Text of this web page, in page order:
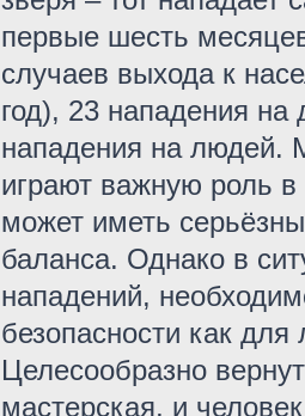
первые шесть
случаев выхода к
год), 23 нападения
нападения на людей.
играют важную роль в
может иметь
баланса. Однако в
нападений,
безопасности как
Целесообразно
мастерская, и